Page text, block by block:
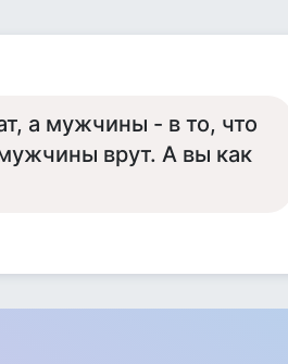
а мужчины - в то, что
врут. А вы как